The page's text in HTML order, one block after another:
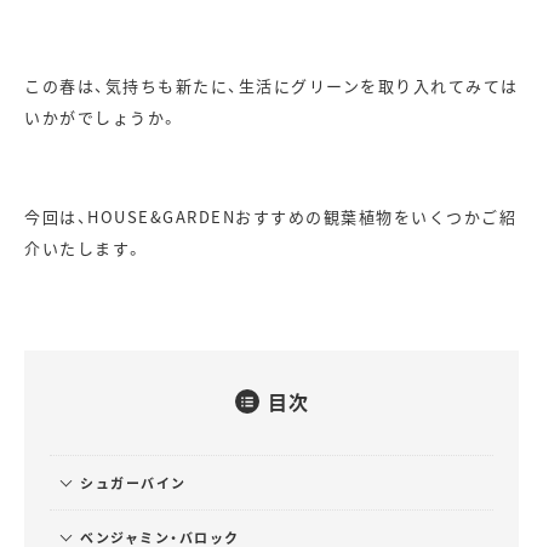
この春は、気持ちも新たに、生活にグリーンを取り入れてみては
いかがでしょうか。
今回は、HOUSE&GARDENおすすめの観葉植物をいくつかご紹
介いたします。
目次
シュガーバイン
ベンジャミン・バロック